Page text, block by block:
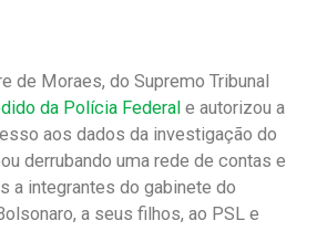
de Moraes, do Supremo Tribunal
da Polícia Federal e autorizou a
aos dados da investigação do
derrubando uma rede de contas e
a integrantes do gabinete do
a seus filhos, ao PSL e